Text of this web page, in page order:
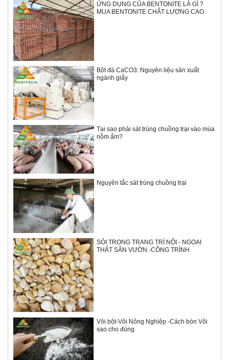
ỨNG DỤNG CỦA BENTONITE LÀ GÌ ?
MUA BENTONITE CHẤT LƯỢNG CAO
Bột đá CaCO3: Nguyên liệu sản xuất
ngành giấy
Tại sao phải sát trùng chuồng trại vào mùa
nồm ẩm?
Nguyên tắc sát trùng chuồng trại
SỎI TRONG TRANG TRÍ NỘI - NGOẠI
THẤT SÂN VƯỜN -CÔNG TRÌNH
Vôi bột-Vôi Nông Nghiệp -Cách bón Vôi
sao cho đúng